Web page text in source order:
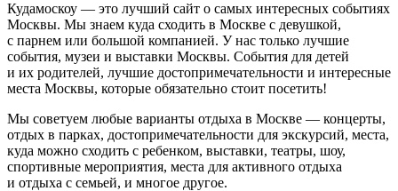
Кудамоскоу — это лучший сайт о самых интересных событиях
Москвы. Мы знаем куда сходить в Москве с девушкой,
с парнем или большой компанией. У нас только лучшие
события, музеи и выставки Москвы. События для детей
и их родителей, лучшие достопримечательности и интересные
места Москвы, которые обязательно стоит посетить!
Мы советуем любые варианты отдыха в Москве — концерты,
отдых в парках, достопримечательности для экскурсий, места,
куда можно сходить с ребенком, выставки, театры, шоу,
спортивные мероприятия, места для активного отдыха
и отдыха с семьей, и многое другое.